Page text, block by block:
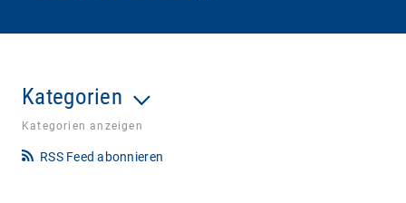
Kategorien
Kategorien anzeigen
RSS Feed abonnieren